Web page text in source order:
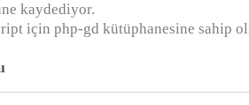
kaydediyor.
için php-gd kütüphanesine sahip